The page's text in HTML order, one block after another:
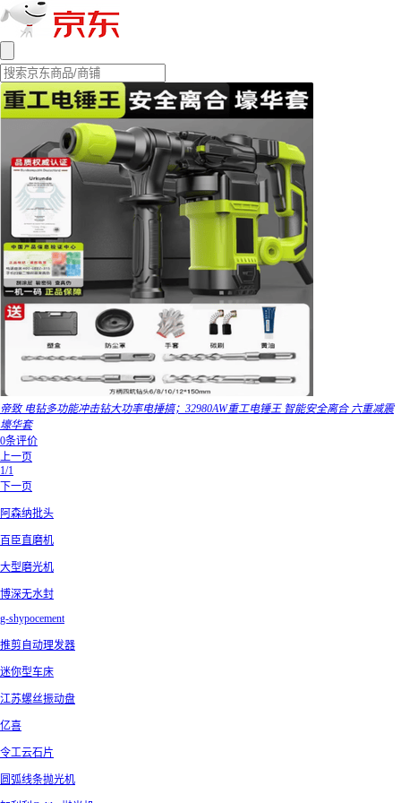
帝致 电钻多功能冲击钻大功率电捶搞；32980AW重工电锤王 智能安全离合 六重减震
壕华套
0条评价
上一页
1/1
下一页
阿森纳批头
百臣直磨机
大型磨光机
博深无水封
g-shypocement
推剪自动理发器
迷你型车床
江苏螺丝振动盘
亿喜
令工云石片
圆弧线条抛光机